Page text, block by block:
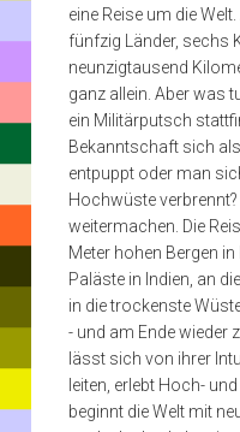
um
die
Welt
reist,
arbeitet
sie
in
München
als
Journalistin
und
eine Reise um die
fünfzig Länder, sechs
neunzigtausend
ganz allein. Aber was
ein Militärputsch
Bekanntschaft sich
entpuppt oder man
Hochwüste
weitermachen. Die
Meter hohen Bergen
Paläste in Indien, an
in die trockenste
- und am Ende wieder
lässt sich von ihrer
leiten, erlebt Hoch-
beginnt die Welt mit